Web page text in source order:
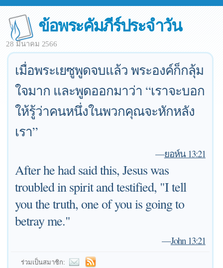
ข้อพระคัมภีร์ประจำวัน
28 มีนาคม 2566
เมื่อพระเยซูพูดจบแล้ว พระองค์ก็กลุ้ม
ใจมาก และพูดออกมาว่า “เราจะบอก
ให้รู้ว่าคนหนึ่งในพวกคุณจะหักหลัง
เรา”
—ยอห์น 13:21
After he had said this, Jesus was
troubled in spirit and testified, "I tell
you the truth, one of you is going to
betray me."
—John 13:21
ร่วมเป็นสมาชิก: